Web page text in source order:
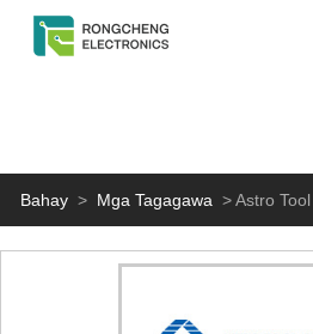
Bahay > Mga Tagagawa >Astro Tool